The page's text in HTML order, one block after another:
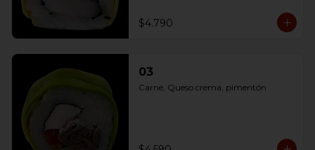
$4.790
03
Carne, Queso crema, pimentón